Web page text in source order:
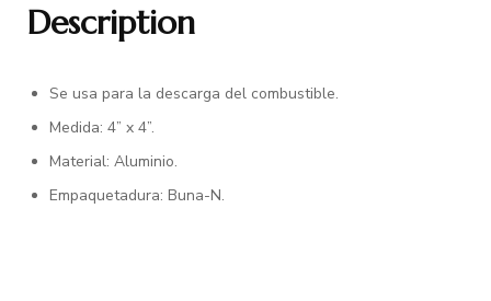
Description
Se usa para la descarga del combustible.
Medida: 4” x 4”.
Material: Aluminio.
Empaquetadura: Buna-N.